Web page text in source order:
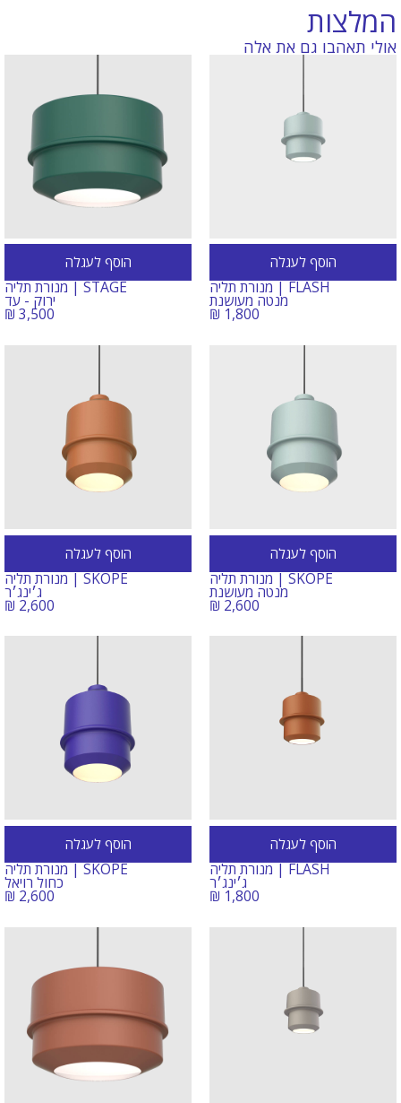
המלצות
אולי תאהבו גם את אלה
הוסף לעגלה
FLASH | מנורת תליה
מנטה מעושנת
₪ 1,800
הוסף לעגלה
STAGE | מנורת תליה
ירוק - עד
₪ 3,500
הוסף לעגלה
SKOPE | מנורת תליה
מנטה מעושנת
₪ 2,600
הוסף לעגלה
SKOPE | מנורת תליה
ג׳ינג׳ר
₪ 2,600
הוסף לעגלה
FLASH | מנורת תליה
ג׳ינג׳ר
₪ 1,800
הוסף לעגלה
SKOPE | מנורת תליה
כחול רויאל
₪ 2,600